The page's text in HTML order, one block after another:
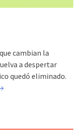
cambian la
a despertar
quedó eliminado.